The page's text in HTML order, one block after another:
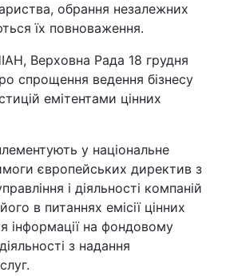
обрання незалежних
їх повноваження.
Верховна Рада 18 грудня
спрощення ведення бізнесу
емітентами цінних
у національне
європейських директив з
і діяльності компаній
в питаннях емісії цінних
інформації на фондовому
з надання